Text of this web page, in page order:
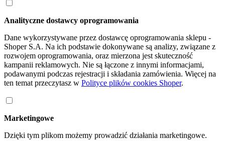
Analityczne dostawcy oprogramowania
Dane wykorzystywane przez dostawcę oprogramowania sklepu -
Shoper S.A. Na ich podstawie dokonywane są analizy, związane z
rozwojem oprogramowania, oraz mierzona jest skuteczność
kampanii reklamowych. Nie są łączone z innymi informacjami,
podawanymi podczas rejestracji i składania zamówienia. Więcej na
ten temat przeczytasz w Polityce plików cookies Shoper.
Marketingowe
Dzięki tym plikom możemy prowadzić działania marketingowe.